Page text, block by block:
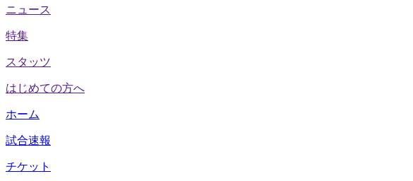
ニュース
特集
スタッツ
はじめての方へ
ホーム
試合速報
チケット